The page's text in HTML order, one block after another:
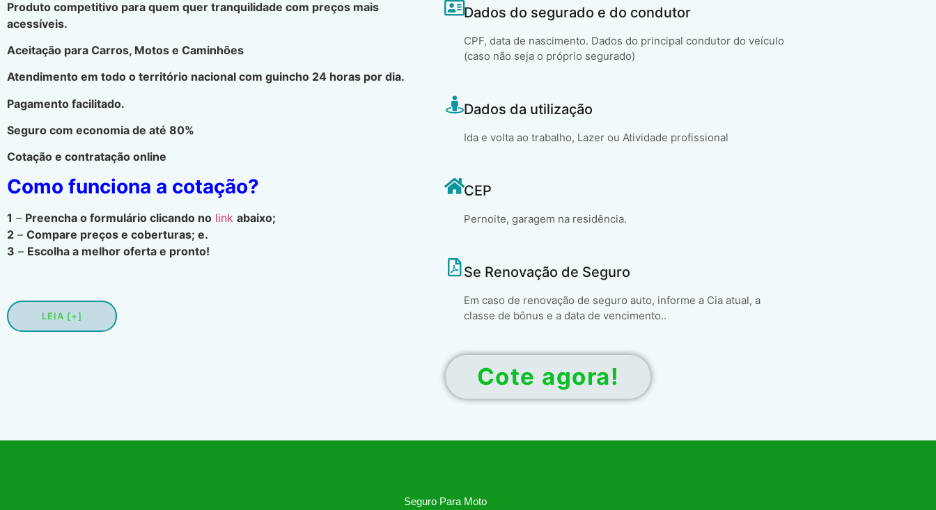
Produto competitivo para quem quer tranquilidade com preços mais
acessíveis.
Aceitação para Carros, Motos e Caminhões
Atendimento em todo o território nacional com guincho 24 horas por dia.
Pagamento facilitado.
Seguro com economia de até 80%
Cotação e contratação online
Como funciona a cotação?
1 – Preencha o formulário clicando no link abaixo;
2 – Compare preços e coberturas; e.
3 – Escolha a melhor oferta e pronto!
LEIA [+]
Dados do segurado e do condutor
CPF, data de nascimento. Dados do principal condutor do veículo
(caso não seja o próprio segurado)
Dados da utilização
Ida e volta ao trabalho, Lazer ou Atividade profissional
CEP
Pernoite, garagem na residência.
Se Renovação de Seguro
Em caso de renovação de seguro auto, informe a Cia atual, a
classe de bônus e a data de vencimento..
Cote agora!
Seguro Para Moto